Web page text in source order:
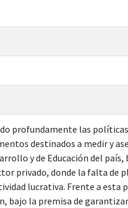
profundamente las
destinados a medir y
y de Educación del
privado, donde la falta de
lucrativa. Frente a
bajo la premisa de